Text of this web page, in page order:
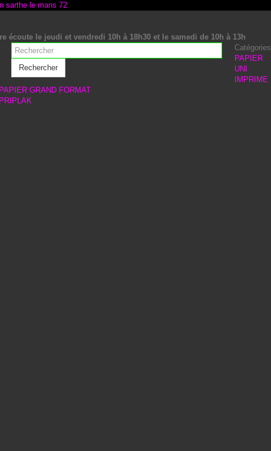
écoute le jeudi et vendredi 10h à 18h30 et le samedi de 10h à 13h
Rechercher
Catégories
PAPIER
UNI
IMPRIME
PAPIER GRAND FORMAT
PRIPLAK